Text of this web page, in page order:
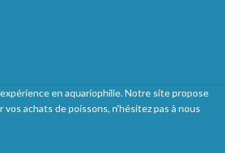
en aquariophilie. Notre site propose
achats de poissons, n'hésitez pas à nous